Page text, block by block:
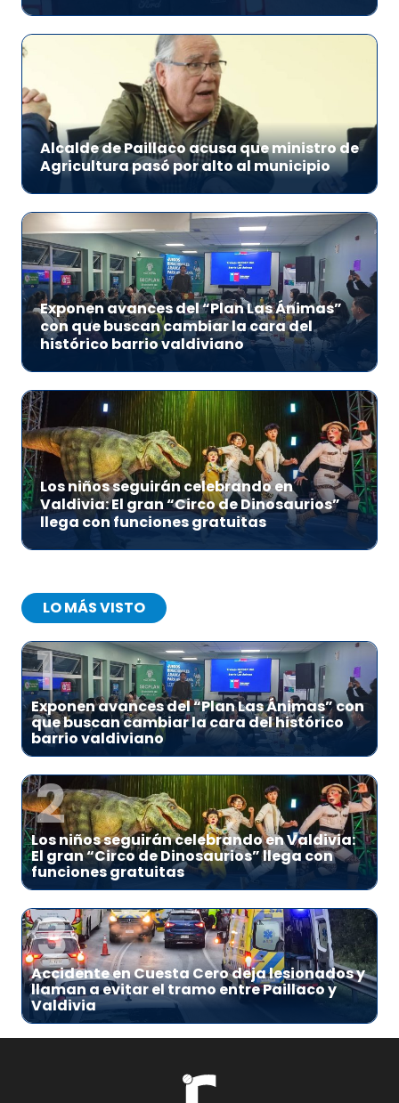
Alcalde de Paillaco acusa que ministro de
Agricultura pasó por alto al municipio
Exponen avances del “Plan Las Ánimas”
con que buscan cambiar la cara del
histórico barrio valdiviano
Los niños seguirán celebrando en
Valdivia: El gran “Circo de Dinosaurios”
llega con funciones gratuitas
LO MÁS VISTO
1
Exponen avances del “Plan Las Ánimas” con
que buscan cambiar la cara del histórico
barrio valdiviano
2
Los niños seguirán celebrando en Valdivia:
El gran “Circo de Dinosaurios” llega con
funciones gratuitas
3
Accidente en Cuesta Cero deja lesionados y
llaman a evitar el tramo entre Paillaco y
Valdivia